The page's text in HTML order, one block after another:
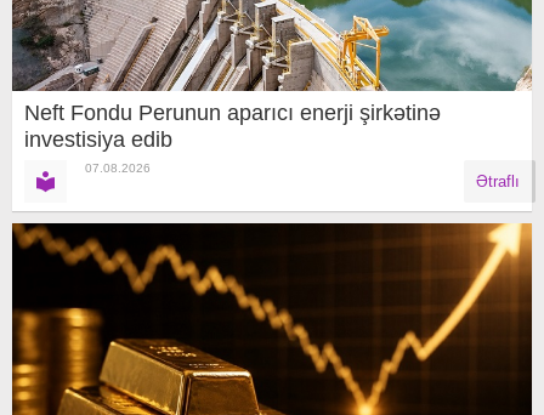
Neft Fondu Perunun aparıcı enerji şirkətinə
investisiya edib
07.08.2026
Ətraflı